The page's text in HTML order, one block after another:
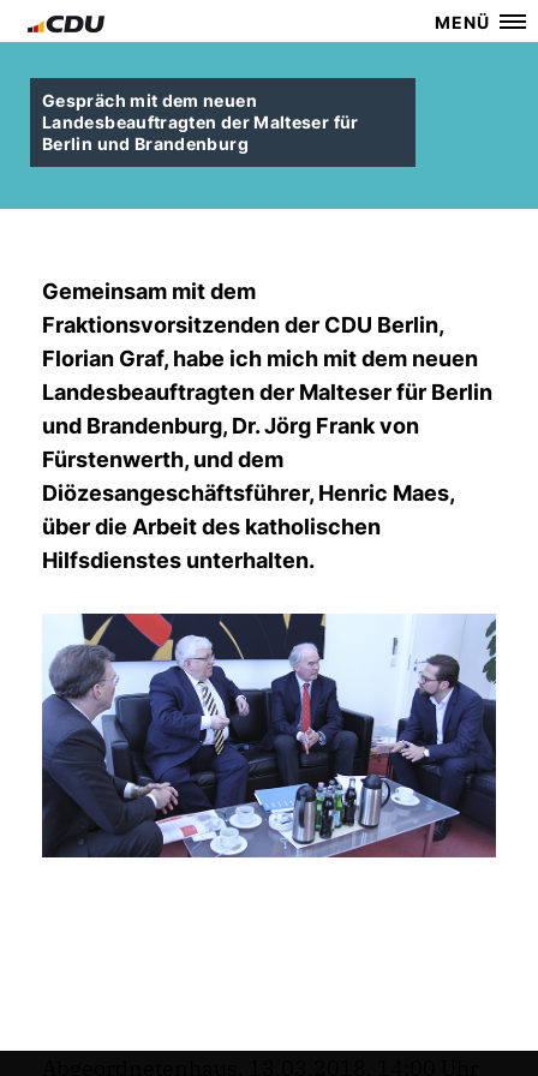
MENÜ
Gespräch mit dem neuen
Landesbeauftragten der Malteser für
Berlin und Brandenburg
Gemeinsam mit dem
Fraktionsvorsitzenden der CDU Berlin,
Florian Graf, habe ich mich mit dem neuen
Landesbeauftragten der Malteser für Berlin
und Brandenburg, Dr. Jörg Frank von
Fürstenwerth, und dem
Diözesangeschäftsführer, Henric Maes,
über die Arbeit des katholischen
Hilfsdienstes unterhalten.